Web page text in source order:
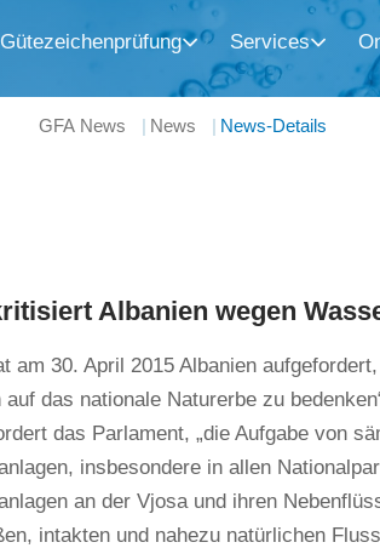
Gütezeichenprüfung Services
GFA News News News-Details
Albanien wegen
am 30. April 2015 Albanien
das nationale Naturerbe zu
das Parlament, „die Aufgabe von
insbesondere in allen
an der Vjosa und ihren
intakten und nahezu natürlichen